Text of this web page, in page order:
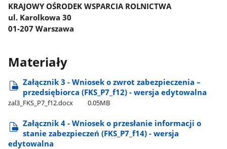
KRAJOWY OŚRODEK WSPARCIA ROLNICTWA
ul. Karolkowa 30
01-207 Warszawa
Materiały
Załącznik 3 - Wniosek o zwrot zabezpieczenia –
przedsiębiorca (FKS​_P7​_f12) - wersja edytowalna
zal3​_FKS​_P7​_f12.docx 0.05MB
Załącznik 4 - Wniosek o przesłanie informacji o
stanie zabezpieczeń (FKS​_P7​_f14) - wersja
edytowalna